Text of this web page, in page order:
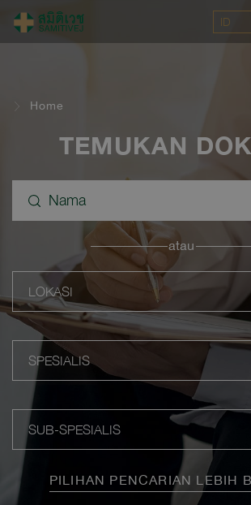
ID
Home
TEMUKAN
atau
LOKASI
SPESIALIS
SUB-SPESIALIS
PILIHAN PENCARIAN LEBIH